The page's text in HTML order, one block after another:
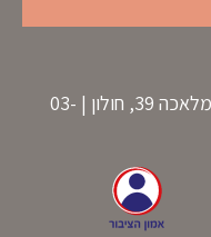
מיי טריפ בע"מ | ח.פ 515315067 | המלאכה 39, חולון | 03-